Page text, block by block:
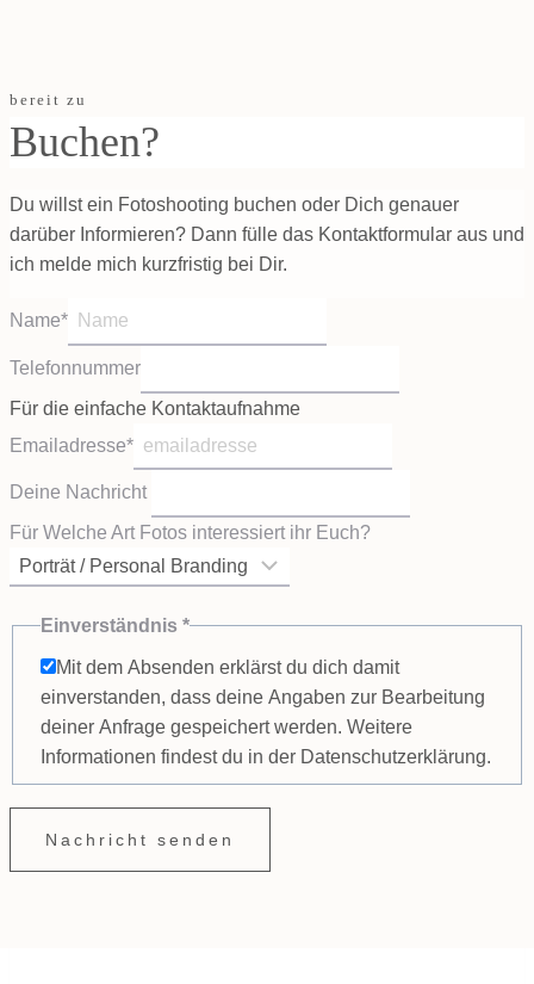
bereit zu
Buchen?
Du willst ein Fotoshooting buchen oder Dich genauer
darüber Informieren? Dann fülle das Kontaktformular aus und
ich melde mich kurzfristig bei Dir.
Name*
Telefonnummer
Für die einfache Kontaktaufnahme
Emailadresse*
Deine Nachricht
Für Welche Art Fotos interessiert ihr Euch?
Einverständnis *
Mit dem Absenden erklärst du dich damit
einverstanden, dass deine Angaben zur Bearbeitung
deiner Anfrage gespeichert werden. Weitere
Informationen findest du in der Datenschutzerklärung.
Nachricht senden